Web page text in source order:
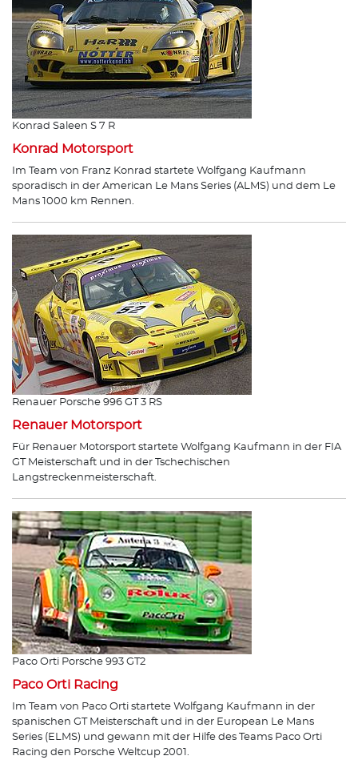
Konrad Saleen S 7 R
Konrad Motorsport
Im Team von Franz Konrad startete Wolfgang Kaufmann
sporadisch in der American Le Mans Series (ALMS) und dem Le
Mans 1000 km Rennen.
Renauer Porsche 996 GT 3 RS
Renauer Motorsport
Für Renauer Motorsport startete Wolfgang Kaufmann in der FIA
GT Meisterschaft und in der Tschechischen
Langstreckenmeisterschaft.
Paco Orti Porsche 993 GT2
Paco Orti Racing
Im Team von Paco Orti startete Wolfgang Kaufmann in der
spanischen GT Meisterschaft und in der European Le Mans
Series (ELMS) und gewann mit der Hilfe des Teams Paco Orti
Racing den Porsche Weltcup 2001.